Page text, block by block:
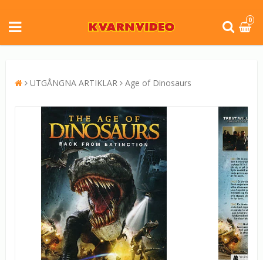
0
UTGÅNGNA ARTIKLAR Age of Dinosaurs